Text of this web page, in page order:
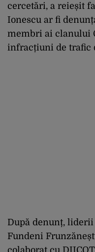
cercetări, a reieșit
Ionescu ar fi
membri ai clanului
infracțiuni de trafic
După denunț,
Fundeni
colaborat cu